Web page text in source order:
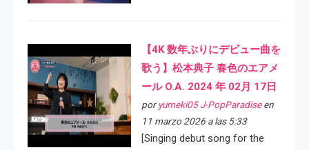
【4K 数年ぶりにデビュー曲を
歌う】松本典子 春色のエアメ
ール O.A. 2024 年 02月 17日
por yumeki05 J-PopParadiseen
11 marzo 2026 a las 5:33
[Singing debut song for the